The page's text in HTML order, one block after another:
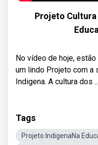
Projeto
No vídeo de hoje,
um lindo Projeto com a
Indigena. A cultura dos ...
Tags
Projeto IndigenaNa